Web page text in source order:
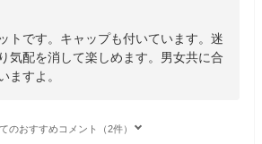
トです。キャップも付いています。迷
気配を消して楽しめます。男女共に合
ますよ。
のおすすめコメント（2件）